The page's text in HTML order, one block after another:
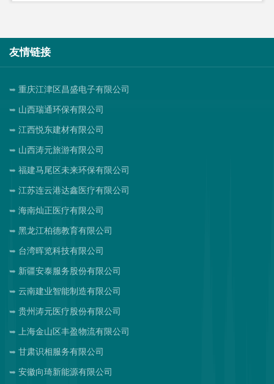
友情链接
重庆江津区昌盛电子有限公司
山西瑞通环保有限公司
江西悦东建材有限公司
山西涛元旅游有限公司
福建马尾区未来环保有限公司
江苏连云港达鑫医疗有限公司
海南灿正医疗有限公司
黑龙江柏德教育有限公司
台湾晖览科技有限公司
新疆安泰服务股份有限公司
云南建业智能制造有限公司
贵州涛元医疗股份有限公司
上海金山区丰盈物流有限公司
甘肃识相服务有限公司
安徽向琦新能源有限公司